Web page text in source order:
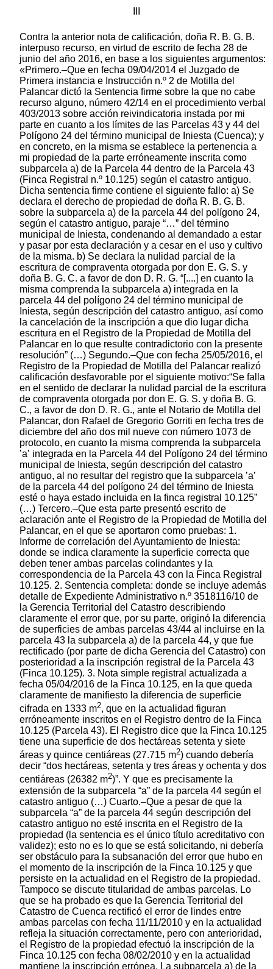
Contra la anterior nota de calificación, doña R. B. G. B.
interpuso recurso, en virtud de escrito de fecha 28 de
junio del año 2016, en base a los siguientes argumentos:
«Primero.–Que en fecha 09/04/2014 el Juzgado de
Primera instancia e Instrucción n.º 2 de Motilla del
Palancar dictó la Sentencia firme sobre la que no cabe
recurso alguno, número 42/14 en el procedimiento verbal
403/2013 sobre acción reivindicatoria instada por mi
parte en cuanto a los límites de las Parcelas 43 y 44 del
Polígono 24 del término municipal de Iniesta (Cuenca); y
en concreto, en la misma se establece la pertenencia a
mi propiedad de la parte erróneamente inscrita como
subparcela a) de la Parcela 44 dentro de la Parcela 43
(Finca Registral n.º 10.125) según el catastro antiguo.
Dicha sentencia firme contiene el siguiente fallo: a) Se
declara el derecho de propiedad de doña R. B. G. B.
sobre la subparcela a) de la parcela 44 del polígono 24,
según el catastro antiguo, paraje “…” del término
municipal de Iniesta, condenando al demandado a estar
y pasar por esta declaración y a cesar en el uso y cultivo
de la misma. b) Se declara la nulidad parcial de la
escritura de compraventa otorgada por don E. G. S. y
doña B. G. C. a favor de don D. R. G. “[....] en cuanto la
misma comprenda la subparcela a) integrada en la
parcela 44 del polígono 24 del término municipal de
Iniesta, según descripción del catastro antiguo, así como
la cancelación de la inscripción a que dio lugar dicha
escritura en el Registro de la Propiedad de Motilla del
Palancar en lo que resulte contradictorio con la presente
resolución” (…) Segundo.–Que con fecha 25/05/2016, el
Registro de la Propiedad de Motilla del Palancar realizó
calificación desfavorable por el siguiente motivo:“Se falla
en el sentido de declarar la nulidad parcial de la escritura
de compraventa otorgada por don E. G. S. y doña B. G.
C., a favor de don D. R. G., ante el Notario de Motilla del
Palancar, don Rafael de Gregorio Gorriti en fecha tres de
diciembre del año dos mil nueve con número 1073 de
protocolo, en cuanto la misma comprenda la subparcela
ʼaʼ integrada en la Parcela 44 del Polígono 24 del término
municipal de Iniesta, según descripción del catastro
antiguo, al no resultar del registro que la subparcela ʼaʼ
de la parcela 44 del polígono 24 del término de Iniesta
esté o haya estado incluida en la finca registral 10.125”
(…) Tercero.–Que esta parte presentó escrito de
aclaración ante el Registro de la Propiedad de Motilla del
Palancar, en el que se aportaron como pruebas: 1.
Informe de correlación del Ayuntamiento de Iniesta:
donde se indica claramente la superficie correcta que
deben tener ambas parcelas colindantes y la
correspondencia de la Parcela 43 con la Finca Registral
10.125. 2. Sentencia completa: donde se incluye además
detalle de Expediente Administrativo n.º 3518116/10 de
la Gerencia Territorial del Catastro describiendo
claramente el error que, por su parte, originó la diferencia
de superficies de ambas parcelas 43/44 al incluirse en la
parcela 43 la subparcela a) de la parcela 44, y que fue
rectificado (por parte de dicha Gerencia del Catastro) con
posterioridad a la inscripción registral de la Parcela 43
(Finca 10.125). 3. Nota simple registral actualizada a
fecha 05/04/2016 de la Finca 10.125, en la que queda
claramente de manifiesto la diferencia de superficie
cifrada en 1333 m2, que en la actualidad figuran
erróneamente inscritos en el Registro dentro de la Finca
10.125 (Parcela 43). El Registro dice que la Finca 10.125
tiene una superficie de dos hectáreas setenta y siete
áreas y quince centiáreas (27.715 m2) cuando debería
decir “dos hectáreas, setenta y tres áreas y ochenta y dos
centiáreas (26382 m2)”. Y que es precisamente la
extensión de la subparcela “a” de la parcela 44 según el
catastro antiguo (…) Cuarto.–Que a pesar de que la
subparcela “a” de la parcela 44 según descripción del
catastro antiguo no esté inscrita en el Registro de la
propiedad (la sentencia es el único título acreditativo con
validez); esto no es lo que se está solicitando, ni debería
ser obstáculo para la subsanación del error que hubo en
el momento de la inscripción de la Finca 10.125 y que
persiste en la actualidad en el Registro de la propiedad.
Tampoco se discute titularidad de ambas parcelas. Lo
que se ha probado es que la Gerencia Territorial del
Catastro de Cuenca rectificó el error de lindes entre
ambas parcelas con fecha 11/11/2010 y en la actualidad
refleja la situación correctamente, pero con anterioridad,
el Registro de la propiedad efectuó la inscripción de la
Finca 10.125 con fecha 08/02/2010 y en la actualidad
mantiene la inscripción errónea. La subparcela a) de la